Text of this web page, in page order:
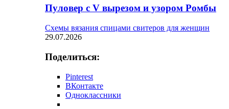
Пуловер с V вырезом и узором Ромбы
Схемы вязания спицами свитеров для женщин
29.07.2026
Поделиться:
Pinterest
ВКонтакте
Одноклассники